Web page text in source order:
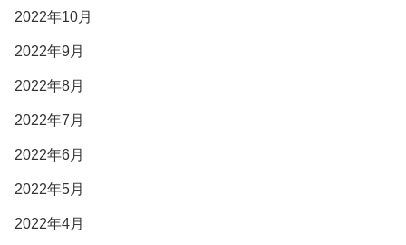
2022年10月
2022年9月
2022年8月
2022年7月
2022年6月
2022年5月
2022年4月